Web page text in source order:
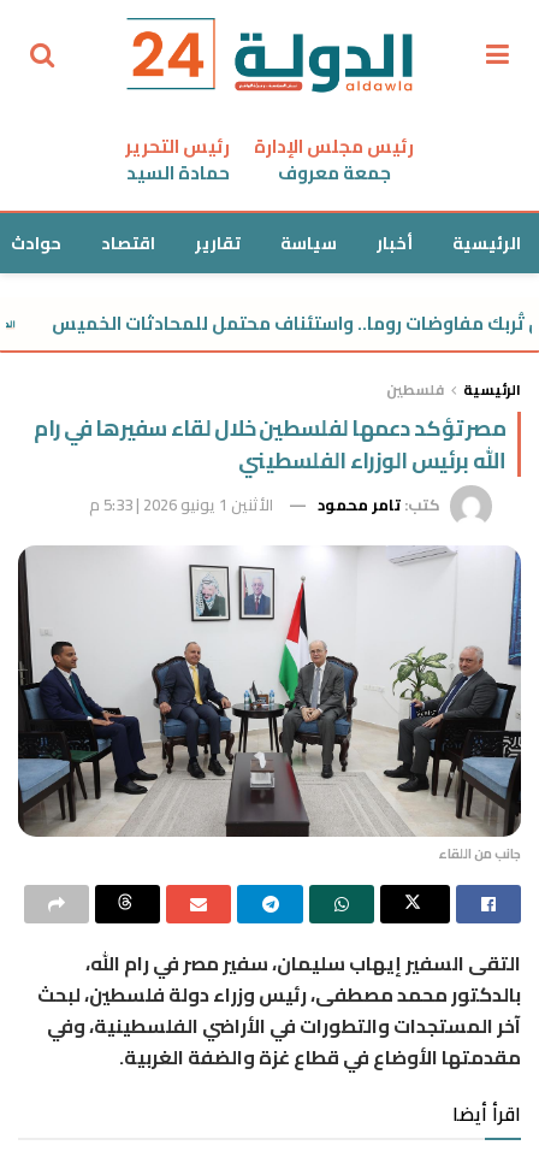
رئيس مجلس الإدارة
جمعة معروف
رئيس التحرير
حمادة السيد
الرئيسية أخبار سياسة تقارير اقتصاد حوادث
مفاوضات روما.. واستئناف محتمل للمحادثات الخميس
الرئيسية فلسطين
مصر تؤكد دعمها لفلسطين خلال لقاء سفيرها في رام
الله برئيس الوزراء الفلسطيني
كتب:تامر محمود الأثنين 1 يونيو 2026 | 5:33 م
جانب من اللقاء
التقى السفير إيهاب سليمان، سفير مصر في رام الله،
بالدكتور محمد مصطفى، رئيس وزراء دولة فلسطين، لبحث
آخر المستجدات والتطورات في الأراضي الفلسطينية، وفي
مقدمتها الأوضاع في قطاع غزة والضفة الغربية.
اقرأ أيضا